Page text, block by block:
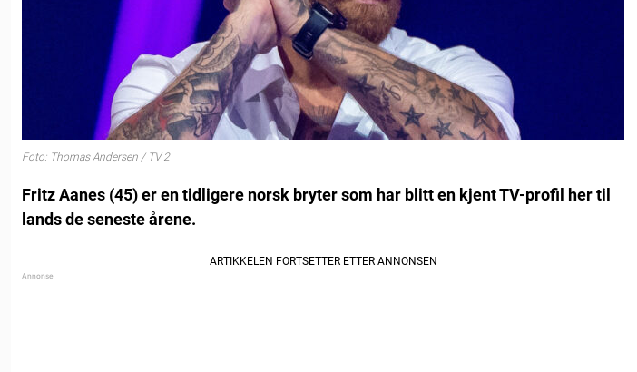
Foto: Thomas Andersen / TV 2
Fritz Aanes (45) er en tidligere norsk bryter som har blitt en kjent TV-profil her til
lands de seneste årene.